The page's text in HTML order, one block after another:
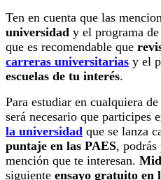
Ten en cuenta que las
universidad y el programa
que es recomendable que
carreras universitarias y el
escuelas de tu interés.
Para estudiar en cualquiera de
será necesario que participes
la universidad que se lanza
puntaje en las PAES, podrás
mención que te interesan.
siguiente ensayo gratuito en